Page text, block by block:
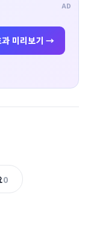
AD
과 미리보기 →
0